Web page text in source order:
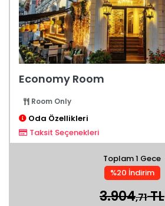
Economy Room
Room Only
Oda Özellikleri
Taksit Seçenekleri
Toplam 1 Gece
%20 İndirim
3.904,71TL